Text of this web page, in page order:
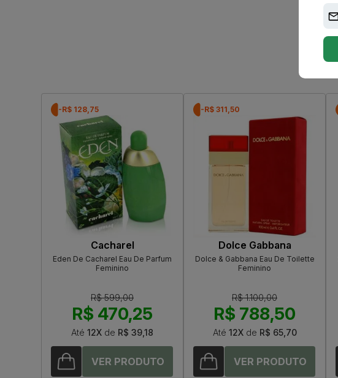
-R$ 128,75
Cacharel
Eden De Cacharel Eau De Parfum
Feminino
R$ 599,00
R$ 470,25
Até 12X de R$ 39,18
-R$ 311,50
Dolce Gabbana
Dolce & Gabbana Eau De Toilette
Feminino
R$ 1.100,00
R$ 788,50
Até 12Xde R$ 65,70